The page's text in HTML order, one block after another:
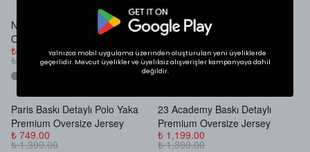
Neohype 01 Baskılı Premium
Oversize Jersey
₺ 1,199.00
₺ 1,399.00
Stokta Yok
Saint Tears University Baskılı
Premium Oversize Jersey
₺ 1,199.00
₺ 1,399.00
Stokta Yok
Paris Baskı Detaylı Polo Yaka
Premium Oversize Jersey
₺ 749.00
₺ 1,399.00
Stokta Yok
23 Academy Baskı Detaylı
Premium Oversize Jersey
₺ 1,199.00
₺ 1,399.00
Yalnızca mobil uygulama üzerinden oluşturulan yeni üyeliklerde
geçerlidir. Mevcut üyelikler ve üyeliksiz alışverişler kampanyaya dahil
değildir.